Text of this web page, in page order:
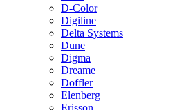
D-Color
Digiline
Delta Systems
Dune
Digma
Dreame
Doffler
Elenberg
Erisson